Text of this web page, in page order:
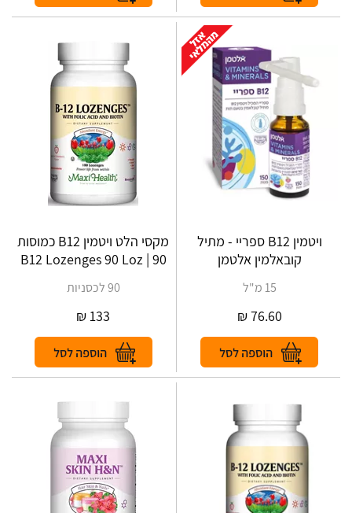
ויטמין B12 ספריי - מתיל
קובאלמין אלטמן
15 מ"ל
76.60
₪
מקסי הלט ויטמין B12 כמוסות
90 | B12 Lozenges 90 Loz
90 לכסניות
133
₪